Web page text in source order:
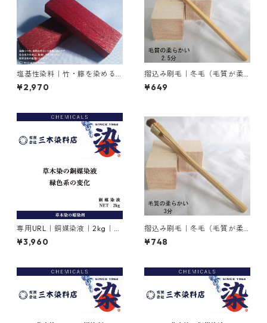
塩基性染料｜竹・籐を染める
｜100g｜M.Bビスマークブロ
ンＢ（茶色）
¥2,970
摺込み刷毛｜冬毛（毛質が柔
らかい）2.5分
¥649
専用URL｜銅媒染液｜2kg｜
【銅媒染剤】
¥3,960
摺込み刷毛｜冬毛（毛質が柔
らかい）3分
¥748